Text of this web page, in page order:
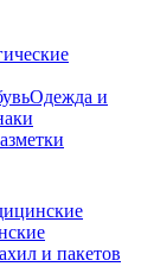
Одежда и
и пакетов